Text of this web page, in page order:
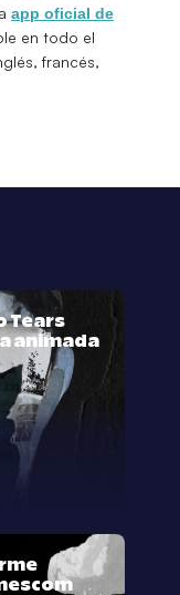
app oficial de
en todo el
francés,
Tears
animada